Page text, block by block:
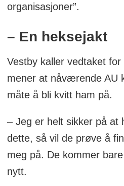
organisasjoner”.
– En heksejakt
Vestby kaller vedtaket for
mener at nåværende AU
måte å bli kvitt ham på.
– Jeg er helt sikker på at
dette, så vil de prøve å
meg på. De kommer
nytt.